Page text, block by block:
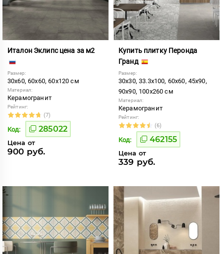
Италон Эклипс цена за м2
Размер:
30x60, 60x60, 60x120 см
Материал:
Керамогранит
Рейтинг:
(7)
Код: 285022
Цена от
900 руб.
Купить плитку Перонда
Гранд
Размер:
30x30, 33.3x100, 60x60, 45x90,
90x90, 100x260 см
Материал:
Керамогранит
Рейтинг:
(6)
Код: 462155
Цена от
339 руб.